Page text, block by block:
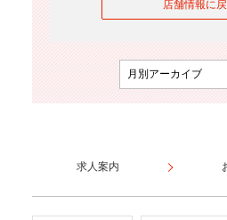
店舗情報に
求人案内